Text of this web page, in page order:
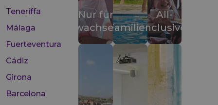
Teneriffa
Málaga
Fuerteventura
Cádiz
Girona
Barcelona
Nur für
ErwachseneFamilien
All-
inclusive